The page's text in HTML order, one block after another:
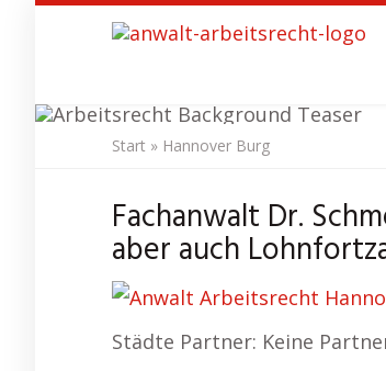
content
Start » Hannover Burg
Fachanwalt Dr.
aber auch
Städte Partner: Keine